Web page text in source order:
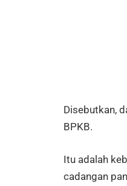
Disebutkan,
BPKB.
Itu adalah
cadangan